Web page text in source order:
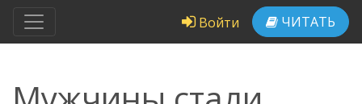
Войти ЧИТАТЬ